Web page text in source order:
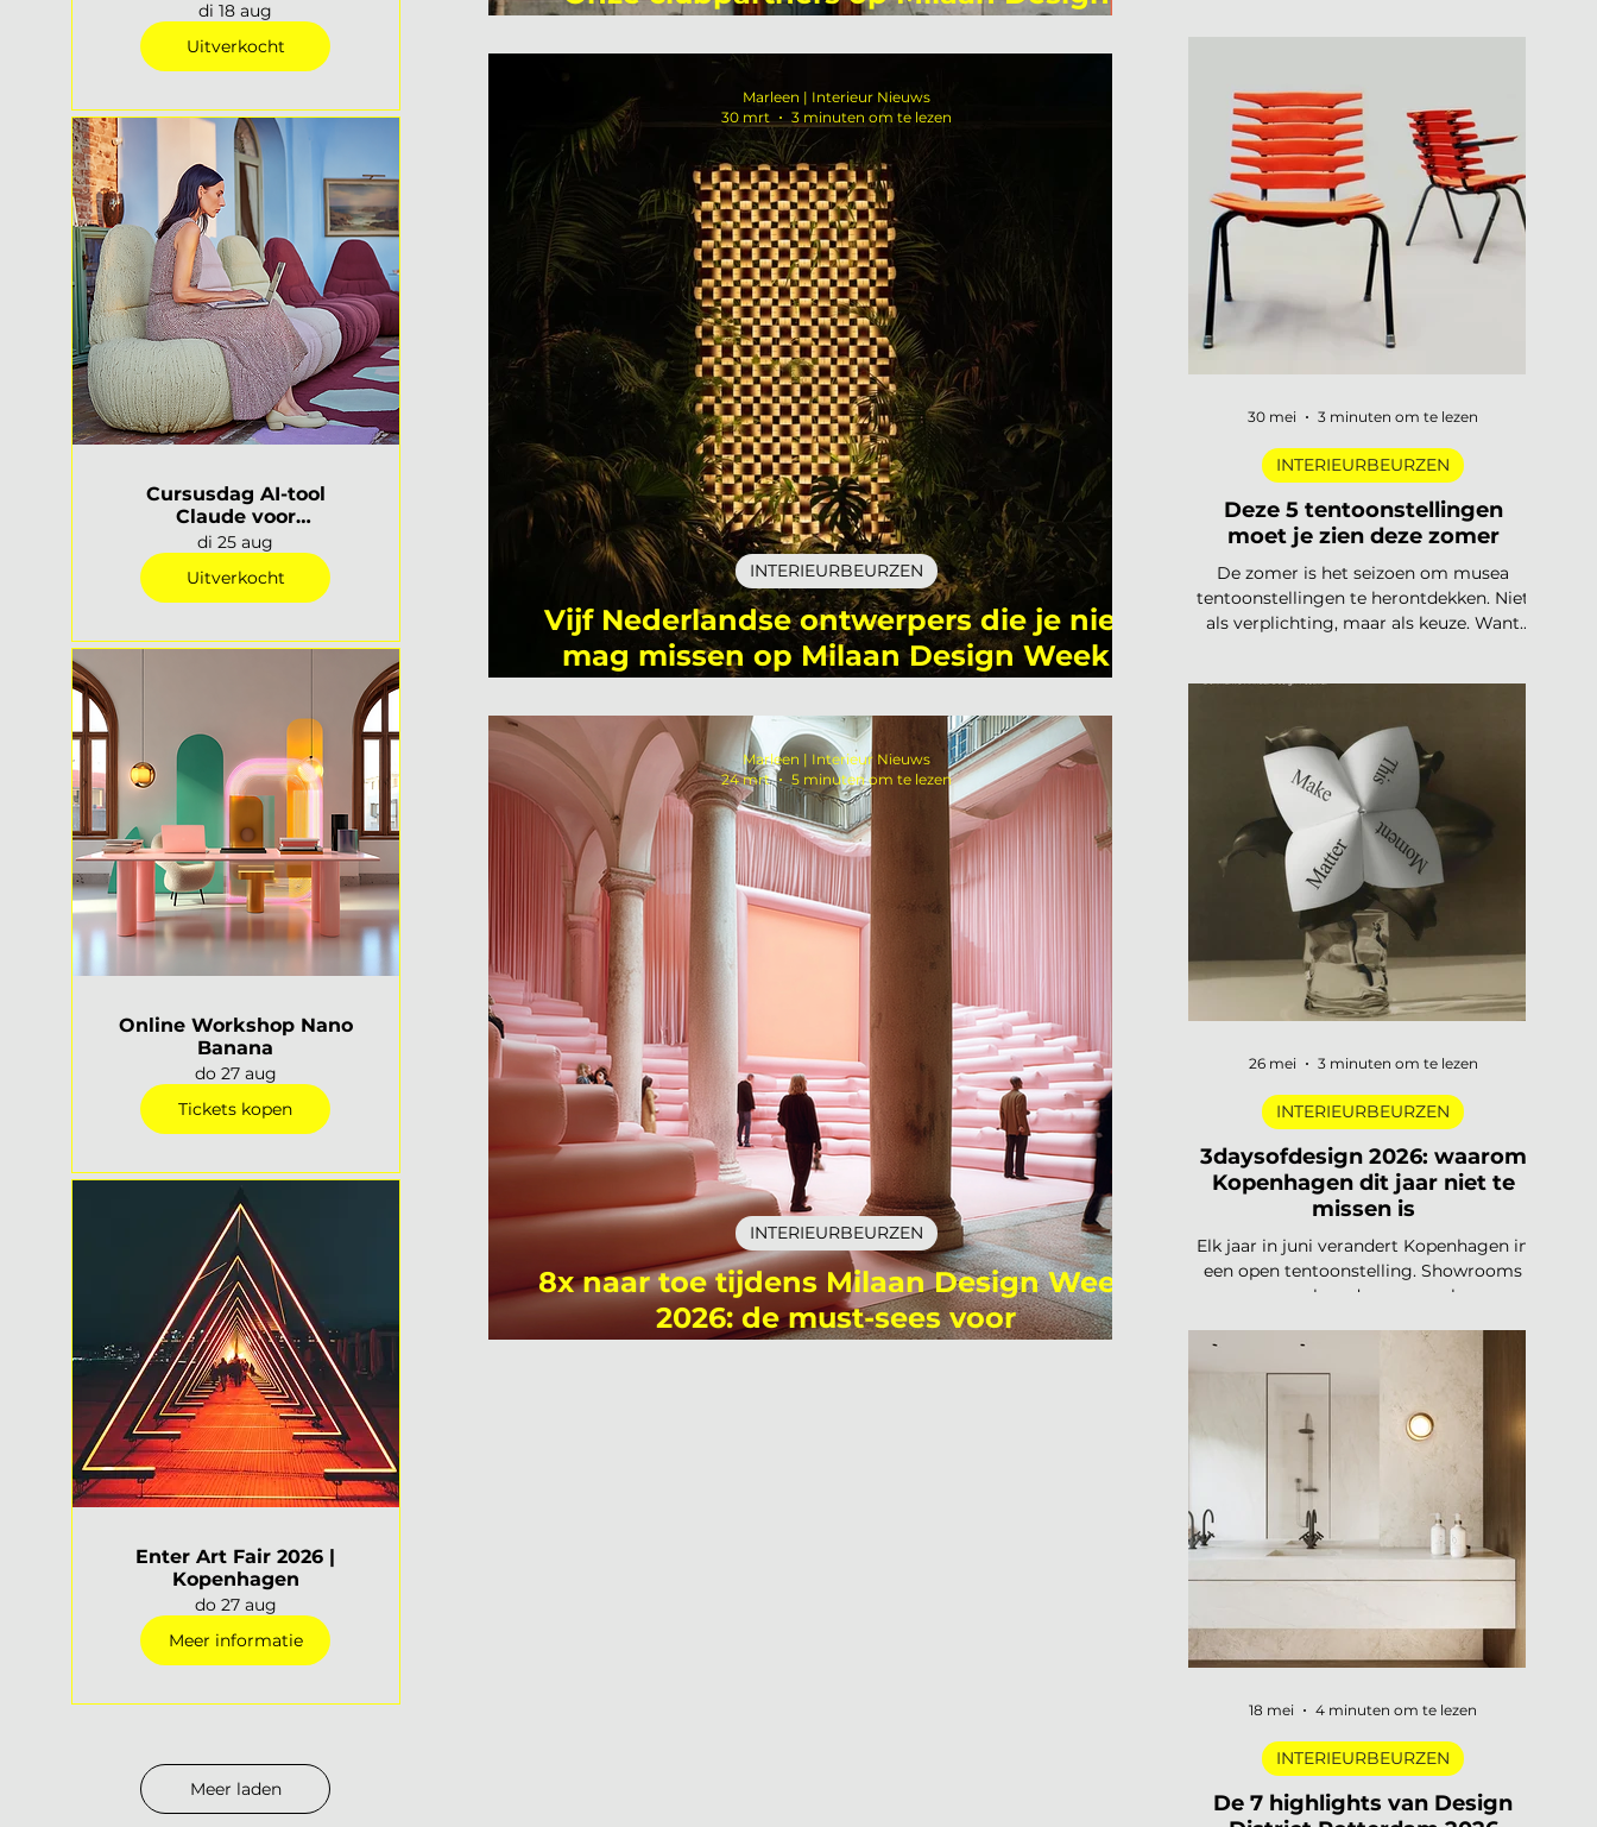
di 18 aug
Uitverkocht
Cursusdag AI-tool
Claude voor
interieurprofessionals |
di 25 aug
Uitverkocht
Online Workshop Nano
Banana
do 27 aug
Tickets kopen
Enter Art Fair 2026 |
Kopenhagen
do 27 aug
Meer informatie
Meer laden
Vijf Nederlandse ontwerpers die je niet
mag missen op Milaan Design Week
INTERIEURBEURZEN
Marleen | Interieur Nieuws
30 mrt
3 minuten om te lezen
8x naar toe tijdens Milaan Design Week
2026: de must-sees voor
INTERIEURBEURZEN
Marleen | Interieur Nieuws
24 mrt
5 minuten om te lezen
verdwenen. Wat overblijft is koeler,
eerlijker en doordachter: koel metaal,
lage zit, diep bordeaux en een duidelijke
voorkeur voor materiaal met een
verhaal. Dit zijn de zes trends die de
toon zetten voor 2026 en 2027. De 6
trends
Deze 5 tentoonstellingen
moet je zien deze zomer
De zomer is het seizoen om musea
tentoonstellingen te herontdekken. Niet
als verplichting, maar als keuze. Want
tentoonstelling waar je letterlijk moet
bewegen om het werk te begrijpen. Van
digitale pioniers in een Depot-zaal tot
marmer dat architectuur omvormt tot
ontmoetingsplek. Vijf tentoonstellingen,
verspreid over Nederland, die de moeite
waard zijn om speci
INTERIEURBEURZEN
30 mei 3 minuten om te lezen
3daysofdesign 2026: waarom
Kopenhagen dit jaar niet te
missen is
Elk jaar in juni verandert Kopenhagen in
een open tentoonstelling. Showrooms
openen hun deuren, merken
designers uit de hele wereld komen
samen in een van de meest visueel
gelaagde steden van Europa. Dat is
3daysofdesign in een zin. En uiteraard
zijn wij er weer bij met De Interieur Club
om verslag te doen. 3daysofdesign is
het grootste designfestival van
Scandinavië. Verspreid over de stad vind
je honderden evenementen: van intieme
INTERIEURBEURZEN
26 mei 3 minuten om te lezen
De 7 highlights van Design
INTERIEURBEURZEN
18 mei 4 minuten om te lezen